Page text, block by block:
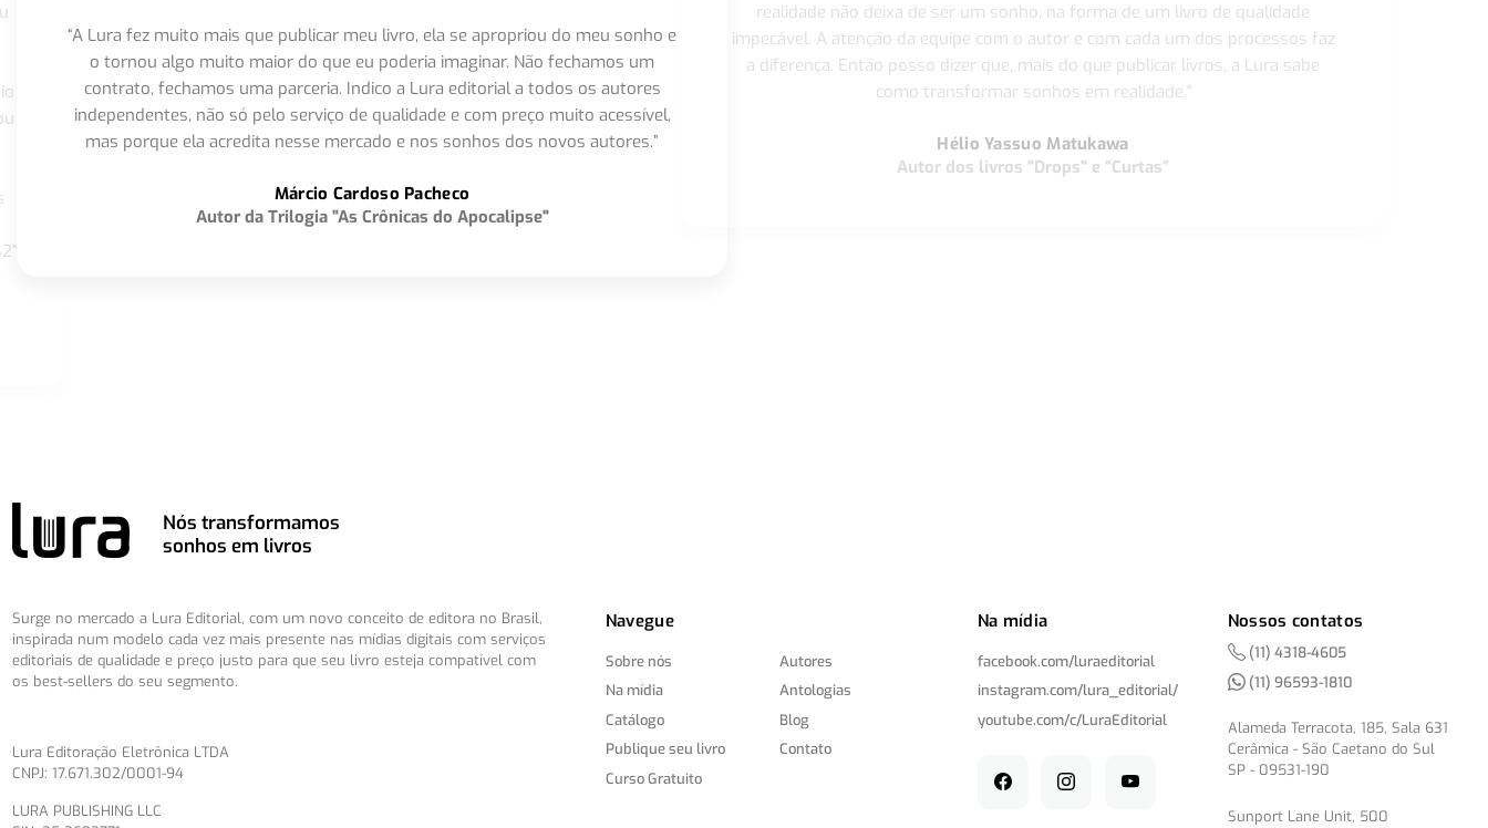
“A Lura fez muito mais que publicar meu livro, ela se apropriou do meu sonho e
o tornou algo muito maior do que eu poderia imaginar. Não fechamos um
contrato, fechamos uma parceria. Indico a Lura editorial a todos os autores
independentes, não só pelo serviço de qualidade e com preço muito acessível,
mas porque ela acredita nesse mercado e nos sonhos dos novos autores.”
Márcio Cardoso Pacheco
Autor da Trilogia "As Crônicas do Apocalipse"
realidade não deixa de ser um sonho, na forma de um livro de qualidade
impecável. A atenção da equipe com o autor e com cada um dos processos faz
a diferença. Então posso dizer que, mais do que publicar livros, a Lura sabe
como transformar sonhos em realidade."
Hélio Yassuo Matukawa
Autor dos livros "Drops" e “Curtas”
Nós transformamos
sonhos em livros
Surge no mercado a Lura Editorial, com um novo conceito de editora no Brasil,
inspirada num modelo cada vez mais presente nas mídias digitais com serviços
editoriais de qualidade e preço justo para que seu livro esteja compatível com
os best-sellers do seu segmento.
Lura Editoração Eletrônica LTDA
CNPJ: 17.671.302/0001-94
LURA PUBLISHING LLC
Navegue
Sobre nós
Na mídia
Catálogo
Publique seu livro
Curso Gratuito
Autores
Antologias
Blog
Contato
Na mídia
facebook.com/luraeditorial
instagram.com/lura_editorial/
youtube.com/c/LuraEditorial
Nossos contatos
(11) 4318-4605
(11) 96593-1810
Alameda Terracota, 185, Sala 631
Cerâmica - São Caetano do Sul
SP - 09531-190
Sunport Lane Unit, 500